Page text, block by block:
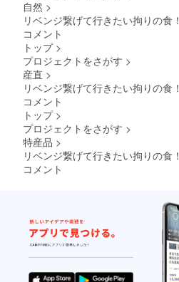
自然 >
リベンジ繋げて行きたい拘りの食！
コメント
トップ >
プロジェクトをさがす >
産直 >
リベンジ繋げて行きたい拘りの食！
コメント
トップ >
プロジェクトをさがす >
特産品 >
リベンジ繋げて行きたい拘りの食！
コメント